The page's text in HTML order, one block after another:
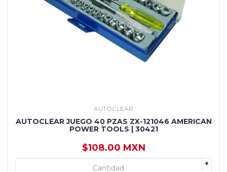
AUTOCLEAR
AUTOCLEAR JUEGO 40 PZAS ZX-121046 AMERICAN
POWER TOOLS | 30421
$108.00 MXN
+
+ AGREGAR